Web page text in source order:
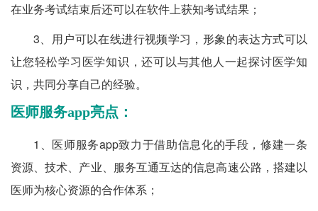
在业务考试结束后还可以在软件上获知考试结果；
3、用户可以在线进行视频学习，形象的表达方式可以
让您轻松学习医学知识，还可以与其他人一起探讨医学知
识，共同分享自己的经验。
医师服务app亮点：
1、医师服务app致力于借助信息化的手段，修建一条
资源、技术、产业、服务互通互达的信息高速公路，搭建以
医师为核心资源的合作体系；